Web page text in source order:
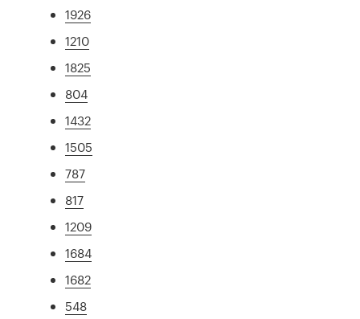
1926
1210
1825
804
1432
1505
787
817
1209
1684
1682
548